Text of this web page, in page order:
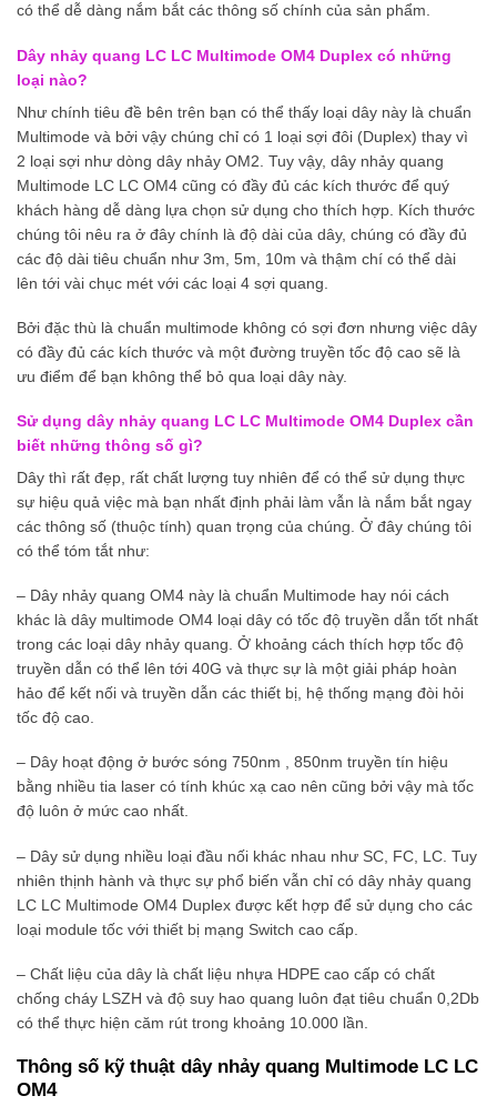
có thể dễ dàng nắm bắt các thông số chính của sản phẩm.
Dây nhảy quang LC LC Multimode OM4 Duplex có những
loại nào?
Như chính tiêu đề bên trên bạn có thể thấy loại dây này là chuẩn
Multimode và bởi vậy chúng chỉ có 1 loại sợi đôi (Duplex) thay vì
2 loại sợi như dòng dây nhảy OM2. Tuy vậy, dây nhảy quang
Multimode LC LC OM4 cũng có đầy đủ các kích thước để quý
khách hàng dễ dàng lựa chọn sử dụng cho thích hợp. Kích thước
chúng tôi nêu ra ở đây chính là độ dài của dây, chúng có đầy đủ
các độ dài tiêu chuẩn như 3m, 5m, 10m và thậm chí có thể dài
lên tới vài chục mét với các loại 4 sợi quang.
Bởi đặc thù là chuẩn multimode không có sợi đơn nhưng việc dây
có đầy đủ các kích thước và một đường truyền tốc độ cao sẽ là
ưu điểm để bạn không thể bỏ qua loại dây này.
Sử dụng dây nhảy quang LC LC Multimode OM4 Duplex cần
biết những thông số gì?
Dây thì rất đẹp, rất chất lượng tuy nhiên để có thể sử dụng thực
sự hiệu quả việc mà bạn nhất định phải làm vẫn là nắm bắt ngay
các thông số (thuộc tính) quan trọng của chúng. Ở đây chúng tôi
có thể tóm tắt như:
– Dây nhảy quang OM4 này là chuẩn Multimode hay nói cách
khác là dây multimode OM4 loại dây có tốc độ truyền dẫn tốt nhất
trong các loại dây nhảy quang. Ở khoảng cách thích hợp tốc độ
truyền dẫn có thể lên tới 40G và thực sự là một giải pháp hoàn
hảo để kết nối và truyền dẫn các thiết bị, hệ thống mạng đòi hỏi
tốc độ cao.
– Dây hoạt động ở bước sóng 750nm , 850nm truyền tín hiệu
bằng nhiều tia laser có tính khúc xạ cao nên cũng bởi vậy mà tốc
độ luôn ở mức cao nhất.
– Dây sử dụng nhiều loại đầu nối khác nhau như SC, FC, LC. Tuy
nhiên thịnh hành và thực sự phổ biến vẫn chỉ có dây nhảy quang
LC LC Multimode OM4 Duplex được kết hợp để sử dụng cho các
loại module tốc với thiết bị mạng Switch cao cấp.
– Chất liệu của dây là chất liệu nhựa HDPE cao cấp có chất
chống cháy LSZH và độ suy hao quang luôn đạt tiêu chuẩn 0,2Db
có thể thực hiện căm rút trong khoảng 10.000 lần.
Thông số kỹ thuật dây nhảy quang Multimode LC LC
OM4